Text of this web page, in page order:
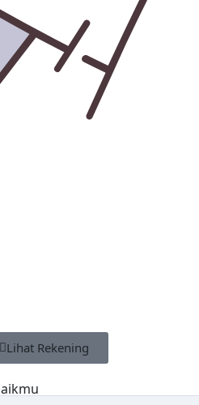
Lihat Rekening